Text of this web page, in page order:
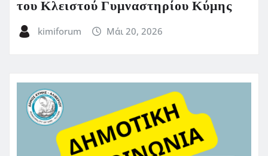
του Κλειστού Γυμναστηρίου Κύμης
kimiforum Μάι 20, 2026